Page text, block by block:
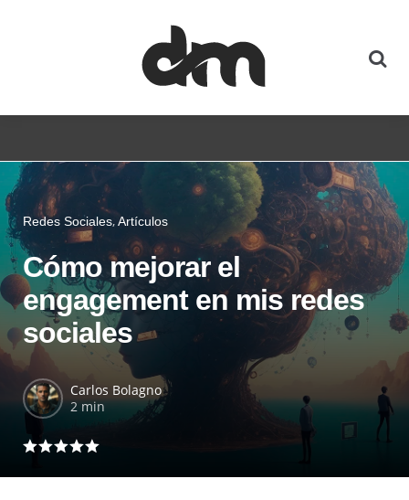
Redes Sociales Artículos
Cómo mejorar el
engagement en mis redes
sociales
Carlos Bolagno
2 min